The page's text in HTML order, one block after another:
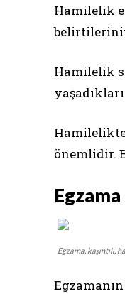
Hamilelik
Hamilelik
önemlidir.
Egzama, kaşıntılı,